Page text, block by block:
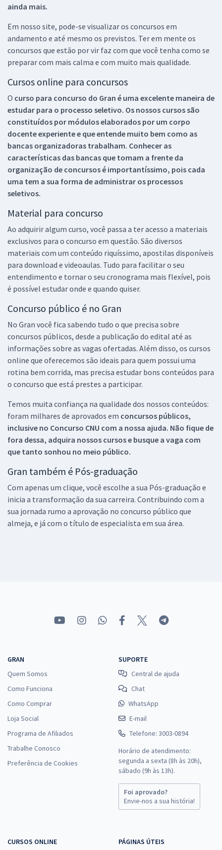
ainda mais.
Em nosso site, pode-se visualizar os concursos em
andamento e até mesmo os previstos. Ter em mente os
concursos que estão por vir faz com que você tenha como se
preparar com mais calma e com muito mais qualidade.
Cursos online para concursos
O curso para concurso do Gran é uma excelente maneira de
estudar para o processo seletivo. Os nossos cursos são
constituídos por módulos elaborados por um corpo
docente experiente e que entende muito bem como as
bancas organizadoras trabalham. Conhecer as
características das bancas que tomam a frente da
organização de concursos é importantíssimo, pois cada
uma tem a sua forma de administrar os processos
seletivos.
Material para concurso
Ao adquirir algum curso, você passa a ter acesso a materiais
exclusivos para o concurso em questão. São diversos
materiais com um conteúdo riquíssimo, apostilas disponíveis
para download e videoaulas. Tudo para facilitar o seu
entendimento e tornar o seu cronograma mais flexível, pois
é possível estudar onde e quando quiser.
Concurso público é no Gran
No Gran você fica sabendo tudo o que precisa sobre
concursos públicos, desde a publicação do edital até as
informações sobre as vagas ofertadas. Além disso, os cursos
online que oferecemos são ideais para quem possui uma
rotina bem corrida, mas precisa estudar bons conteúdos para
o concurso que está prestes a participar.
Temos muita confiança na qualidade dos nossos conteúdos:
foram milhares de aprovados em concursos públicos,
inclusive no Concurso CNU com a nossa ajuda. Não fique de
fora dessa, adquira nossos cursos e busque a vaga com
que tanto sonhou no meio público.
Gran também é Pós-graduação
Com apenas um clique, você escolhe a sua Pós-graduação e
inicia a transformação da sua carreira. Contribuindo com a
sua jornada rumo a aprovação no concurso público que
almeja, e já com o título de especialista em sua área.
GRAN
Quem Somos
Como Funciona
Como Comprar
Loja Social
Programa de Afiliados
Trabalhe Conosco
Preferência de Cookies
SUPORTE
Central de ajuda
Chat
WhatsApp
E-mail
Telefone: 3003-0894
Horário de atendimento:
segunda a sexta (8h às 20h),
sábado (9h às 13h).
Foi aprovado?
Envie-nos a sua história!
CURSOS ONLINE PÁGINAS ÚTEIS